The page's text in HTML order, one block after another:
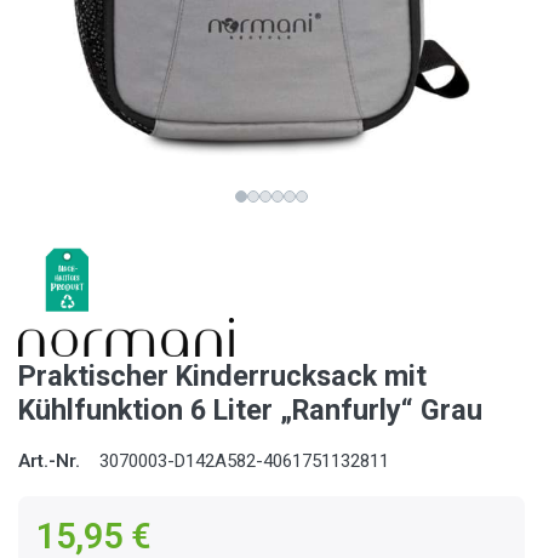
Praktischer Kinderrucksack mit
Kühlfunktion 6 Liter „Ranfurly“ Grau
Art.-Nr. 3070003-D142A582-4061751132811
15,95 €